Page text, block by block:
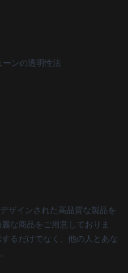
ーンの透明性法
ザインされた高品質な製品を
な商品をご用意しておりま
るだけでなく、他の人とあな